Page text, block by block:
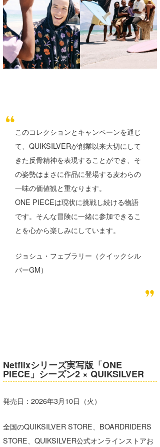
このコレクションとキャンペーンを通じ
て、QUIKSILVERが創業以来大切にして
きた反骨精神を表現することができ、そ
の姿勢はまさに作品に登場する麦わらの
一味の価値観と重なります。
ONE PIECEは現状に挑戦し続ける物語
です。そんな冒険に一緒に参加できるこ
とを心から楽しみにしています。
ジョシュ・フェブラリー（クイックシル
バーGM）
Netflixシリーズ実写版「ONE
PIECE」シーズン2 × QUIKSILVER
発売日：2026年3月10日（火）
全国のQUIKSILVER STORE、BOARDRIDERS
STORE、QUIKSILVER公式オンラインストアお
たっちー
ハンマー
まっきー
上條将美
唐澤予報士
SancheZ
米山予報士
予報士 hiro.